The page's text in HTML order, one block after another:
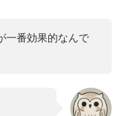
一番効果的なんで